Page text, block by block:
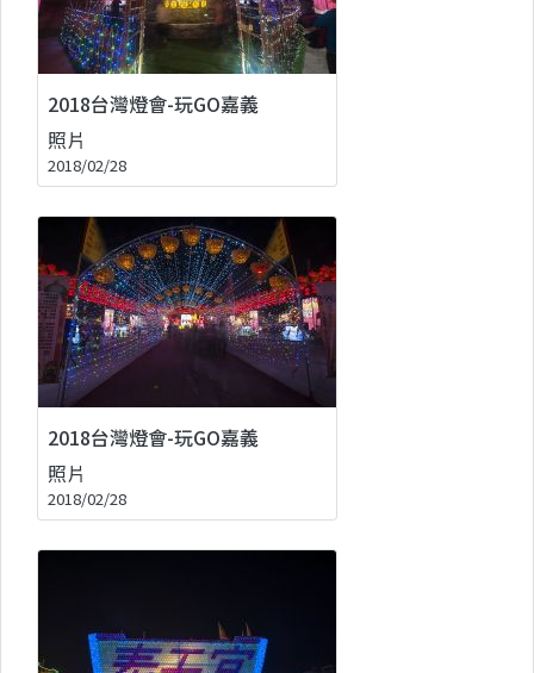
2018台灣燈會-玩GO嘉義
照片
2018/02/28
2018台灣燈會-玩GO嘉義
照片
2018/02/28